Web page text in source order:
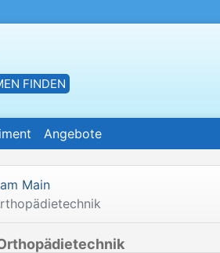
FINDEN
Angebote
Main